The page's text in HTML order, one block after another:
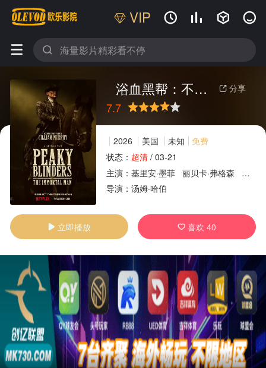
VIP    
 
 分享
浴血黑帮：不朽传奇
7.7
很差较差 还行 推荐力荐
2026 美国 未知
免费
状态： 超清/ 03-21
主演： 基里安·墨菲 丽贝卡·弗格森
蒂姆·
导演： 汤姆·哈伯
 立即播放  喜欢40
广告